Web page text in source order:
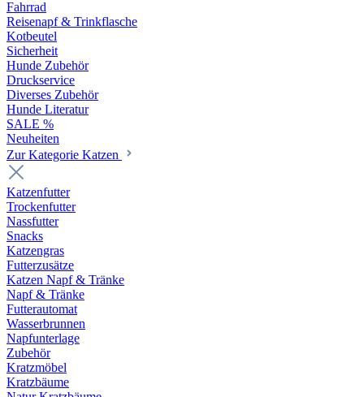
Fahrrad
Reisenapf & Trinkflasche
Kotbeutel
Sicherheit
Hunde Zubehör
Druckservice
Diverses Zubehör
Hunde Literatur
SALE %
Neuheiten
Zur Kategorie Katzen
Katzenfutter
Trockenfutter
Nassfutter
Snacks
Katzengras
Futterzusätze
Katzen Napf & Tränke
Napf & Tränke
Futterautomat
Wasserbrunnen
Napfunterlage
Zubehör
Kratzmöbel
Kratzbäume